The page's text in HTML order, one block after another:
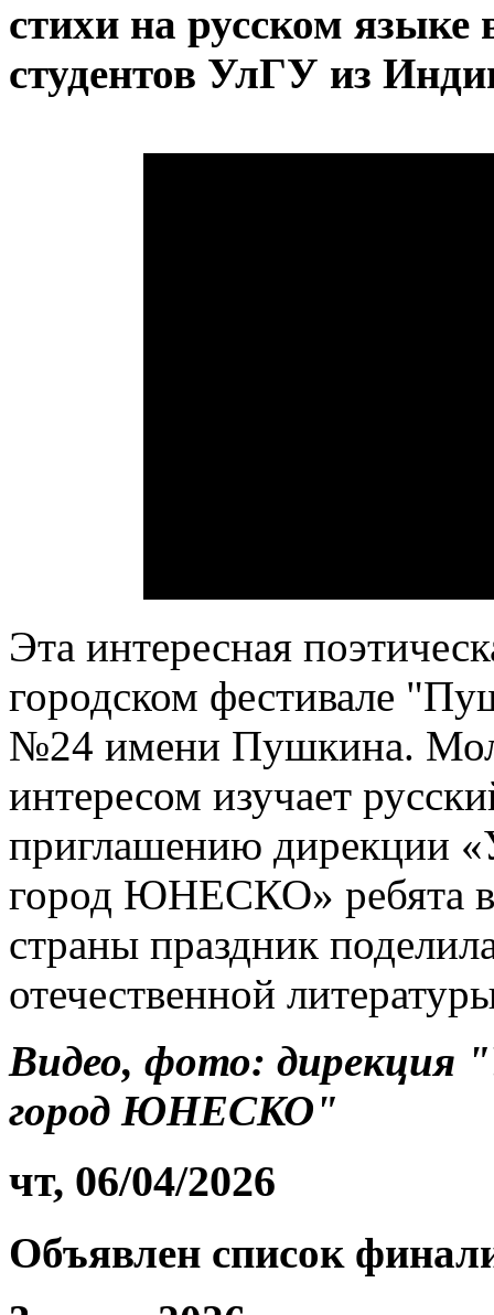
стихи на русском
студентов УлГУ из
Эта интересная
городском фестивале
№24 имени Пушкина.
интересом изучает
приглашению дирекции
город ЮНЕСКО» ребята
страны праздник
отечественной
Видео, фото: дирекция
город ЮНЕСКО"
чт, 06/04/2026
Объявлен список